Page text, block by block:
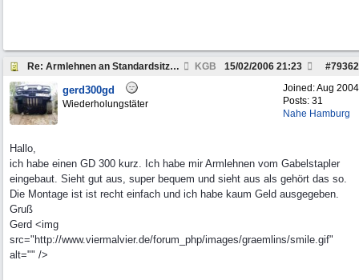
Re: Armlehnen an Standardsitze ? KGB #79362
15/02/2006 21:23
Joined:Aug 2004
Posts: 31
Nahe Hamburg
gerd300gd
Wiederholungstäter
Hallo,
ich habe einen GD 300 kurz. Ich habe mir Armlehnen vom Gabelstapler
eingebaut. Sieht gut aus, super bequem und sieht aus als gehört das so.
Die Montage ist ist recht einfach und ich habe kaum Geld ausgegeben.
Gruß
Gerd <img
src="http://www.viermalvier.de/forum_php/images/graemlins/smile.gif"
alt="" />